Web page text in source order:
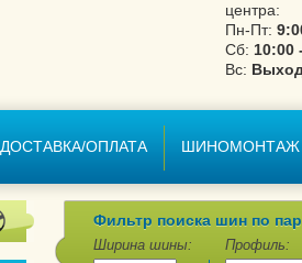
центра:
Пн-Пт:
Сб: 10:00
Вс:
ДОСТАВКА/ОПЛАТА ШИНОМОНТАЖ
Фильтр поиска шин по
Ширина шины: Профиль: